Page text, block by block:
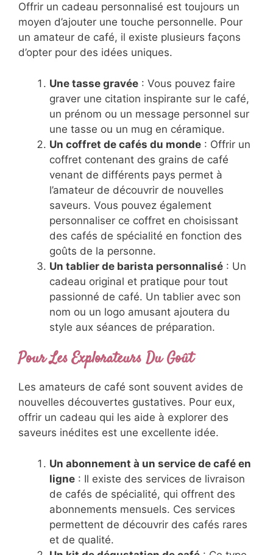
Offrir un cadeau personnalisé est toujours un
moyen d’ajouter une touche personnelle. Pour
un amateur de café, il existe plusieurs façons
d’opter pour des idées uniques.
Une tasse gravée : Vous pouvez faire
graver une citation inspirante sur le café,
un prénom ou un message personnel sur
une tasse ou un mug en céramique.
Un coffret de cafés du monde : Offrir un
coffret contenant des grains de café
venant de différents pays permet à
l’amateur de découvrir de nouvelles
saveurs. Vous pouvez également
personnaliser ce coffret en choisissant
des cafés de spécialité en fonction des
goûts de la personne.
Un tablier de barista personnalisé : Un
cadeau original et pratique pour tout
passionné de café. Un tablier avec son
nom ou un logo amusant ajoutera du
style aux séances de préparation.
Pour Les Explorateurs Du Goût
Les amateurs de café sont souvent avides de
nouvelles découvertes gustatives. Pour eux,
offrir un cadeau qui les aide à explorer des
saveurs inédites est une excellente idée.
Un abonnement à un service de café en
ligne : Il existe des services de livraison
de cafés de spécialité, qui offrent des
abonnements mensuels. Ces services
permettent de découvrir des cafés rares
et de qualité.